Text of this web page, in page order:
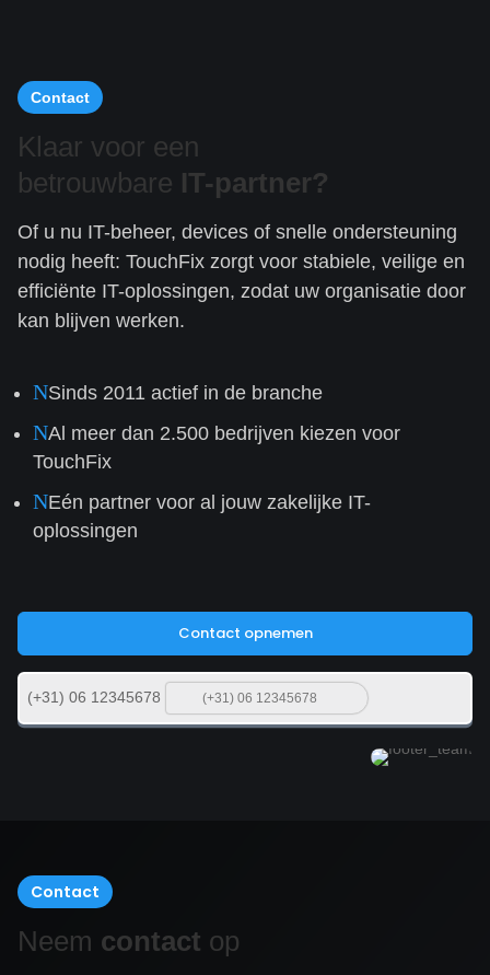
Contact
Klaar voor een
betrouwbare IT-partner?
Of u nu IT-beheer, devices of snelle ondersteuning
nodig heeft: TouchFix zorgt voor stabiele, veilige en
efficiënte IT-oplossingen, zodat uw organisatie door
kan blijven werken.
NSinds 2011 actief in de branche
NAl meer dan 2.500 bedrijven kiezen voor
TouchFix
NEén partner voor al jouw zakelijke IT-
oplossingen
Contact opnemen
(+31) 06 12345678
Contact
Neem contact op